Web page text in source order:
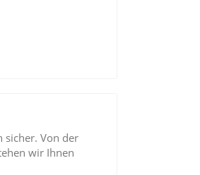
sicher. Von der
wir Ihnen